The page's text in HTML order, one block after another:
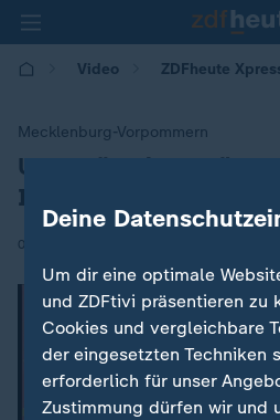
Video ZDFheute
Mecklenburg-Vorpommern
:Ungewöhnliche
Infektionen
04.09.2025 | 15:00
Deine
Um dir eine optimale
und ZDFtivi präsentieren zu
Cookies und vergleichbare
der eingesetzten Techniken
erforderlich für unser
Zustimmung dürfen wir und